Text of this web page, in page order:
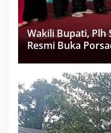
Wakili Bupati, Plh
Resmi Buka